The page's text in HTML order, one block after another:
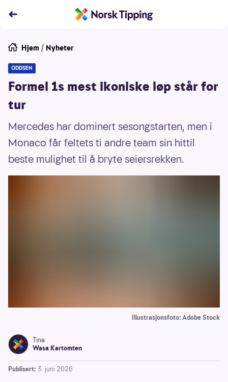
Hjem / Nyheter
ODDSEN
Formel 1s mest ikoniske løp står for
tur
Mercedes har dominert sesongstarten, men i
Monaco får feltets ti andre team sin hittil
beste mulighet til å bryte seiersrekken.
Illustrasjonsfoto: Adobe Stock
Tina
Wasa Kartomten
Publisert: 3. juni 2026